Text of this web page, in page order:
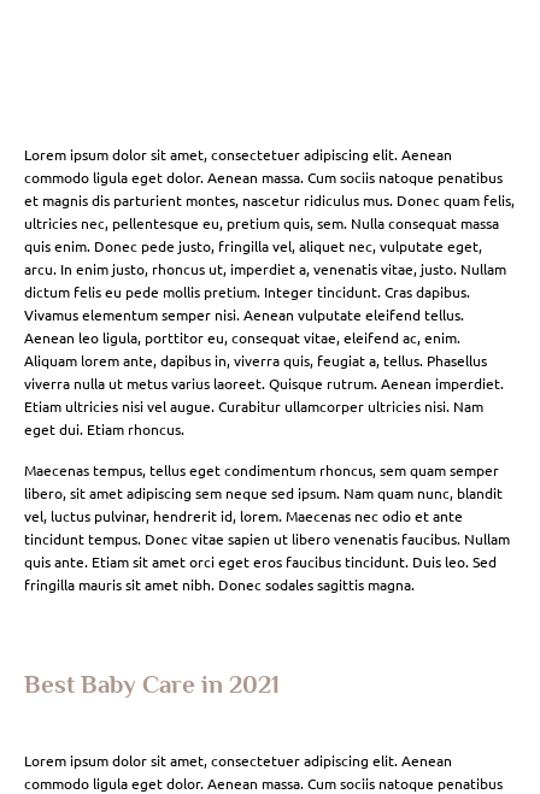
Lorem ipsum dolor sit amet, consectetuer adipiscing elit. Aenean
commodo ligula eget dolor. Aenean massa. Cum sociis natoque penatibus
et magnis dis parturient montes, nascetur ridiculus mus. Donec quam felis,
ultricies nec, pellentesque eu, pretium quis, sem. Nulla consequat massa
quis enim. Donec pede justo, fringilla vel, aliquet nec, vulputate eget,
arcu. In enim justo, rhoncus ut, imperdiet a, venenatis vitae, justo. Nullam
dictum felis eu pede mollis pretium. Integer tincidunt. Cras dapibus.
Vivamus elementum semper nisi. Aenean vulputate eleifend tellus.
Aenean leo ligula, porttitor eu, consequat vitae, eleifend ac, enim.
Aliquam lorem ante, dapibus in, viverra quis, feugiat a, tellus. Phasellus
viverra nulla ut metus varius laoreet. Quisque rutrum. Aenean imperdiet.
Etiam ultricies nisi vel augue. Curabitur ullamcorper ultricies nisi. Nam
eget dui. Etiam rhoncus.
Maecenas tempus, tellus eget condimentum rhoncus, sem quam semper
libero, sit amet adipiscing sem neque sed ipsum. Nam quam nunc, blandit
vel, luctus pulvinar, hendrerit id, lorem. Maecenas nec odio et ante
tincidunt tempus. Donec vitae sapien ut libero venenatis faucibus. Nullam
quis ante. Etiam sit amet orci eget eros faucibus tincidunt. Duis leo. Sed
fringilla mauris sit amet nibh. Donec sodales sagittis magna.
Best Baby Care in 2021
Lorem ipsum dolor sit amet, consectetuer adipiscing elit. Aenean
commodo ligula eget dolor. Aenean massa. Cum sociis natoque penatibus